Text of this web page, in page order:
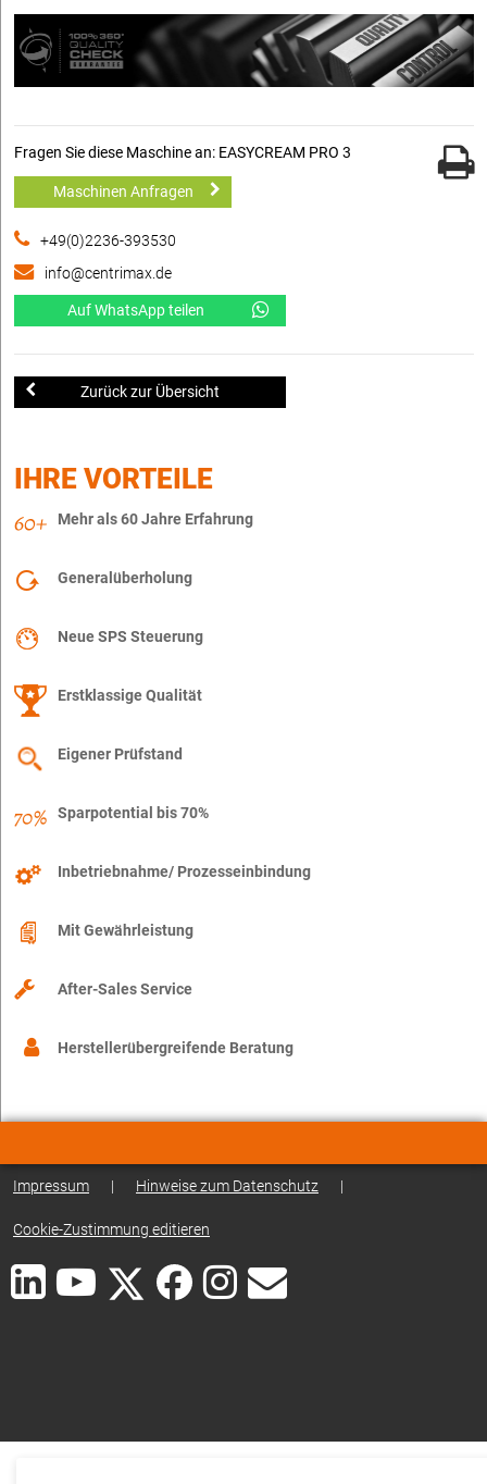
Fragen Sie diese Maschine an: EASYCREAM PRO 3
Maschinen Anfragen
+49(0)2236-393530
info@centrimax.de
Auf WhatsApp teilen
Zurück zur Übersicht
IHRE VORTEILE
Mehr als 60 Jahre Erfahrung
Generalüberholung
Neue SPS Steuerung
Erstklassige Qualität
Eigener Prüfstand
Sparpotential bis 70%
Inbetriebnahme/ Prozesseinbindung
Mit Gewährleistung
After-Sales Service
Herstellerübergreifende Beratung
Impressum | Hinweise zum Datenschutz |
Cookie-Zustimmung editieren